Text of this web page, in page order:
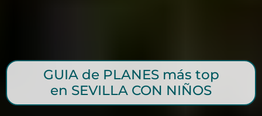
GUIA de PLANES más top
en SEVILLA CON NIÑOS